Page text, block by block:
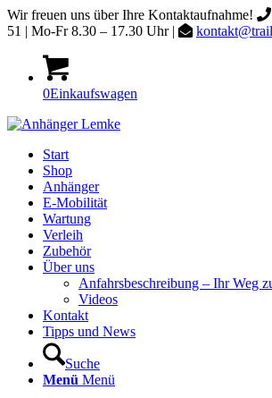
Wir freuen uns über Ihre Kontaktaufnahme!
51 | Mo-Fr 8.30 – 17.30 Uhr |
0Einkaufswagen
Start
Shop
Anhänger
E-Mobilität
Wartung
Verleih
Zubehör
Über uns
Anfahrsbeschreibung – Ihr Weg
Videos
Kontakt
Tipps und News
Suche
Menü Menü